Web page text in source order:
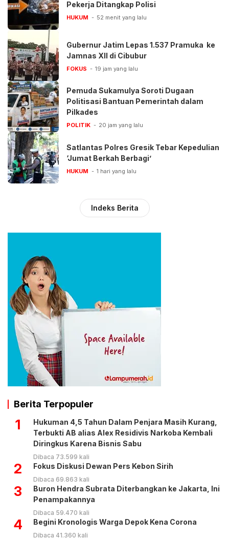
Pekerja Ditangkap Polisi
HUKUM 52 menit yang lalu
Gubernur Jatim Lepas 1.537 Pramuka ke
Jamnas XII di Cibubur
FOKUS 19 jam yang lalu
Pemuda Sukamulya Soroti Dugaan
Politisasi Bantuan Pemerintah dalam
Pilkades
POLITIK 20 jam yang lalu
Satlantas Polres Gresik Tebar Kepedulian
‘Jumat Berkah Berbagi’
HUKUM 1 hari yang lalu
Indeks Berita
Berita Terpopuler
1
Hukuman 4,5 Tahun Dalam Penjara Masih Kurang,
Terbukti AB alias Alex Residivis Narkoba Kembali
Diringkus Karena Bisnis Sabu
Dibaca 73.599 kali
2 Fokus Diskusi Dewan Pers Kebon Sirih
Dibaca 69.863 kali
3
Buron Hendra Subrata Diterbangkan ke Jakarta, Ini
Penampakannya
Dibaca 59.470 kali
4 Begini Kronologis Warga Depok Kena Corona
Dibaca 41.360 kali